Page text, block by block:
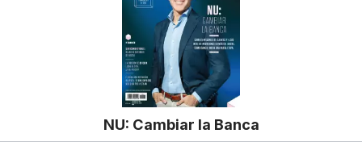
NU: Cambiar la Banca